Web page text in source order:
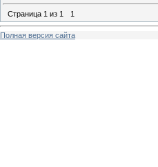
Страница 1 из 1 1
Полная версия сайта